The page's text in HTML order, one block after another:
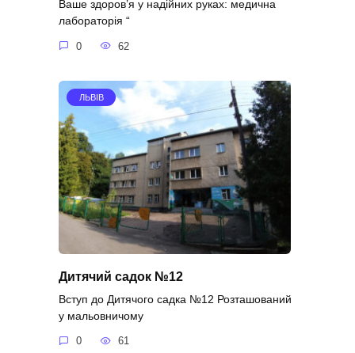
Ваше здоров’я у надійних руках: медична
лабораторія “
0 62
ЛЬВІВ
Дитячий садок №12
Вступ до Дитячого садка №12 Розташований
у мальовничому
0 61